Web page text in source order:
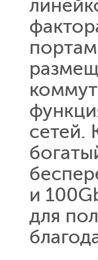
сетей.
и
для